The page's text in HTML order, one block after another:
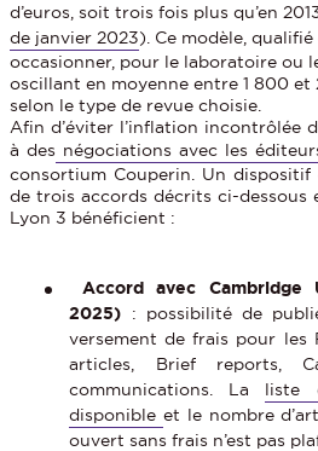
d’euros, soit trois fois plus qu’en
de janvier 2023). Ce modèle,
occasionner, pour le laboratoire ou
oscillant en moyenne entre 1 800
selon le type de revue choisie.
Afin d’éviter l’inflation incontrôlée
à des négociations avec les
consortium Couperin. Un
de trois accords décrits ci-dessous
Lyon 3 bénéficient :
Accord avec Cambridge
2025) : possibilité de
versement de frais pour les
articles, Brief reports,
communications. La liste
disponibleet le nombre
ouvert sans frais n’est pas